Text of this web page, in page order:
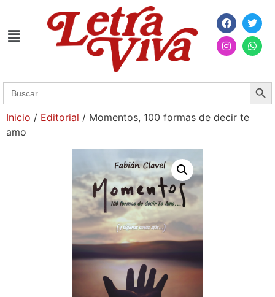
Search
for:
Inicio / Editorial / Momentos, 100 formas de decir te
amo